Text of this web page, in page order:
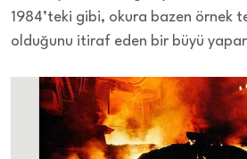
1984’teki gibi, okura bazen örnek
olduğunu itiraf eden bir büyü